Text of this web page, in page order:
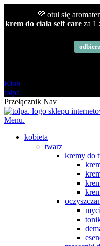
💜 otul się
krem do ciała self care za 1
Klub
tołpa.
Przełącznik Nav
Menu.
kobieta
twarz
kremy do